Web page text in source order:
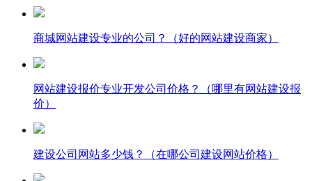
商城网站建设专业的公司？（好的网站建设商家）
网站建设报价专业开发公司价格？（哪里有网站建设报
价）
建设公司网站多少钱？（在哪公司建设网站价格）